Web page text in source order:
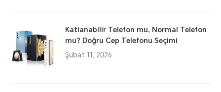
Katlanabilir Telefon mu, Normal Telefon
mu? Doğru Cep Telefonu Seçimi
Şubat 11, 2026